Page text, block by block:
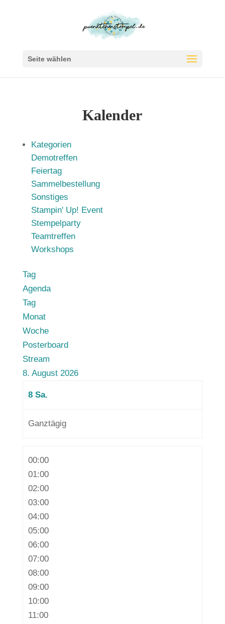
Seite wählen
Kalender
Kategorien
Demotreffen
Feiertag
Sammelbestellung
Sonstiges
Stampin' Up! Event
Stempelparty
Teamtreffen
Workshops
Tag
Agenda
Tag
Monat
Woche
Posterboard
Stream
8. August 2026
8 Sa.
Ganztägig
00:00
01:00
02:00
03:00
04:00
05:00
06:00
07:00
08:00
09:00
10:00
11:00